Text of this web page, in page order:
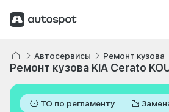
Автосервисы Ремонт кузова
Ремонт кузова KIA Cerato
ТО по регламенту